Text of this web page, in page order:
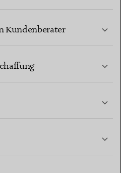
Kundenberater